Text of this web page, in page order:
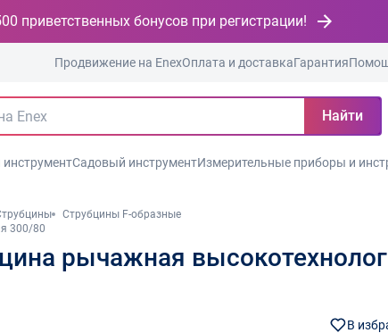
приветственных бонусов при регистрации!
Продвижение на EnexОплата и доставкаГарантия
Найти
инструментСадовый инструментИзмерительные приборы и
Струбцины F-образные
300/80
рычажная
В